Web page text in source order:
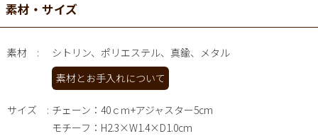
素材・サイズ
素材
シトリン、ポリエステル、真鍮、メタル
素材とお手入れについて
サイズ
チェーン：40ｃｍ+アジャスター5cm
モチーフ：H2.3×W1.4×D1.0cm